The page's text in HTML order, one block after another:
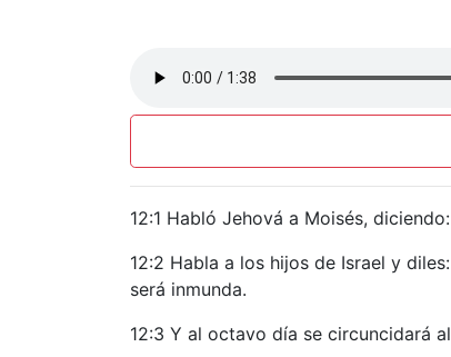
12:1 Habló Jehová a Moisés, diciendo:
12:2 Habla a los hijos de Israel y
será inmunda.
12:3 Y al octavo día se circuncidará